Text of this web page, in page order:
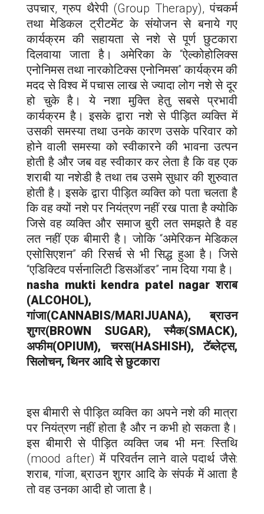
उपचार, ग्रुप थैरेपी (Group Therapy), पंचकर्म
तथा मेडिकल ट्रीटमेंट के संयोजन से बनाये गए
कार्यक्रम की सहायता से नशे से पूर्ण छुटकारा
दिलवाया जाता है। अमेरिका के “ऐल्कोहोलिक्स
एनोनिमस तथा नारकोटिक्स एनोनिमस” कार्यक्रम की
मदद से विश्व में पचास लाख से ज्यादा लोग नशे से दूर
हो चुके है। ये नशा मुक्ति हेतु सबसे प्रभावी
कार्यक्रम है। इसके द्वारा नशे से पीड़ित व्यक्ति में
उसकी समस्या तथा उनके कारण उसके परिवार को
होने वाली समस्या को स्वीकारने की भावना उत्पन
होती है और जब वह स्वीकार कर लेता है कि वह एक
शराबी या नशेडी है तथा तब उसमे सुधार की शुरुवात
होती है। इसके द्वारा पीड़ित व्यक्ति को पता चलता है
कि वह क्यों नशे पर नियंत्रण नहीं रख पाता है क्योकि
जिसे वह व्यक्ति और समाज बुरी लत समझते है वह
लत नहीं एक बीमारी है। जोकि “अमेरिकन मेडिकल
एसोसिएशन” की रिसर्च से भी सिद्ध हुआ है। जिसे
“एडिक्टिव पर्सनालिटी डिसऑडर” नाम दिया गया है।
nasha mukti kendra patel nagarशराब
(ALCOHOL),
गांजा(CANNABIS/MARIJUANA), ब्राउन
शुगर(BROWN SUGAR), स्मैक(SMACK),
अफीम(OPIUM), चरस(HASHISH), टॅब्लेट्स,
सिलोचन, थिनर आदि से छुटकारा
इस बीमारी से पीड़ित व्यक्ति का अपने नशे की मात्रा
पर नियंत्रण नहीं होता है और न कभी हो सकता है।
इस बीमारी से पीड़ित व्यक्ति जब भी मन: स्तिथि
(mood after) में परिवर्तन लाने वाले पदार्थ जैसे:
शराब, गांजा, ब्राउन शुगर आदि के संपर्क में आता है
तो वह उनका आदी हो जाता है।